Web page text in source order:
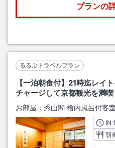
プランの
るるぶトラベルプラン
【一泊朝食付】21時迄レイ
チャージして京都観光を満
お部屋： 秀山閣 檜内風呂付客
IN
朝